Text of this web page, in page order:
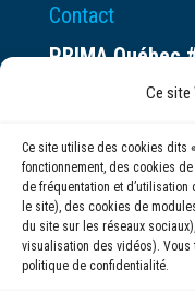
Ce site
Ce site utilise des cookies dits
fonctionnement, des cookies
de fréquentation et d’utilisation
le site), des cookies de
du site sur les réseaux
visualisation des vidéos).
politique de confidentialité.
Contact
PRIMA Québec
Espace ax.c
Montréal (QC)
(514) 284-0211